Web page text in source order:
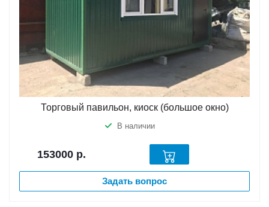
Торговый павильон, киоск (большое окно)
В наличии
153000 р.
Задать вопрос